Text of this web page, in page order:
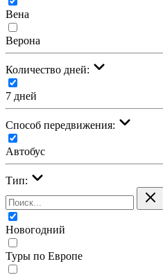
Вена
Верона
Количество дней:
7 дней
Cпособ передвижения:
Автобус
Тип:
Новогодний
Туры по Европе